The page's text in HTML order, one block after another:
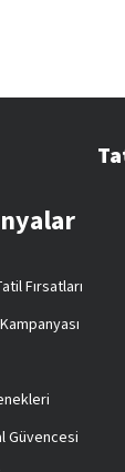
Fırsatları
Güvencesi